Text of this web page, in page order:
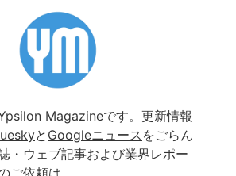
Magazineです。更新情報
と Googleニュース をごらん
・ウェブ記事および業界レポー
ご依頼は